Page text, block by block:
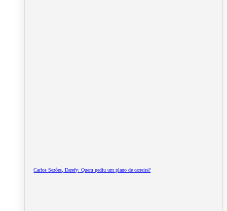
Carlos Sezões, Darefy: Quem pediu um plano de carreira?